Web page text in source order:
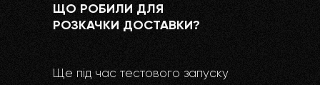
ЩО РОБИЛИ ДЛЯ
РОЗКАЧКИ ДОСТАВКИ?
Ще під час тестового запуску